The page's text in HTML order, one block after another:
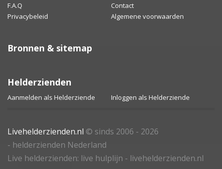
F.A.Q
Contact
Privacybeleid
Algemene voorwaarden
Bronnen & sitemap
Helderzienden
Aanmelden als Helderziende Inloggen als Helderziende
Livehelderzienden.nl © sinds 2006 - 2026
- helderzienden Nederland
Live helderzienden: live hulplijn - livehelderzienden.nl